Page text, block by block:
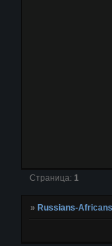
Страница: 1
» Russians-